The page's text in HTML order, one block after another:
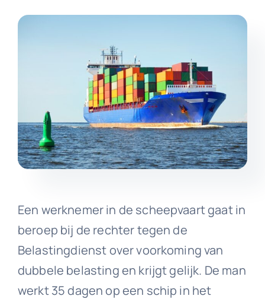
Een werknemer in de scheepvaart gaat in
beroep bij de rechter tegen de
Belastingdienst over voorkoming van
dubbele belasting en krijgt gelijk. De man
werkt 35 dagen op een schip in het